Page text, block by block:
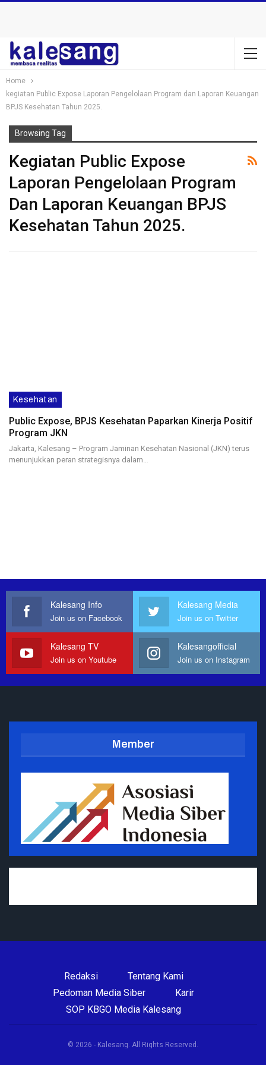
Home
kegiatan Public Expose Laporan Pengelolaan Program dan Laporan Keuangan
BPJS Kesehatan Tahun 2025.
Browsing Tag
Kegiatan Public Expose
Laporan Pengelolaan Program
Dan Laporan Keuangan BPJS
Kesehatan Tahun 2025.
Kesehatan
Public Expose, BPJS Kesehatan Paparkan Kinerja Positif
Program JKN
Jakarta, Kalesang – Program Jaminan Kesehatan Nasional (JKN) terus
menunjukkan peran strategisnya dalam…
Kalesang Info
Join us on Facebook
Kalesang Media
Join us on Twitter
Kalesang TV
Join us on Youtube
Kalesangofficial
Join us on Instagram
Member
Redaksi
Tentang Kami
Pedoman Media Siber
Karir
SOP KBGO Media Kalesang
© 2026 - Kalesang. All Rights Reserved.